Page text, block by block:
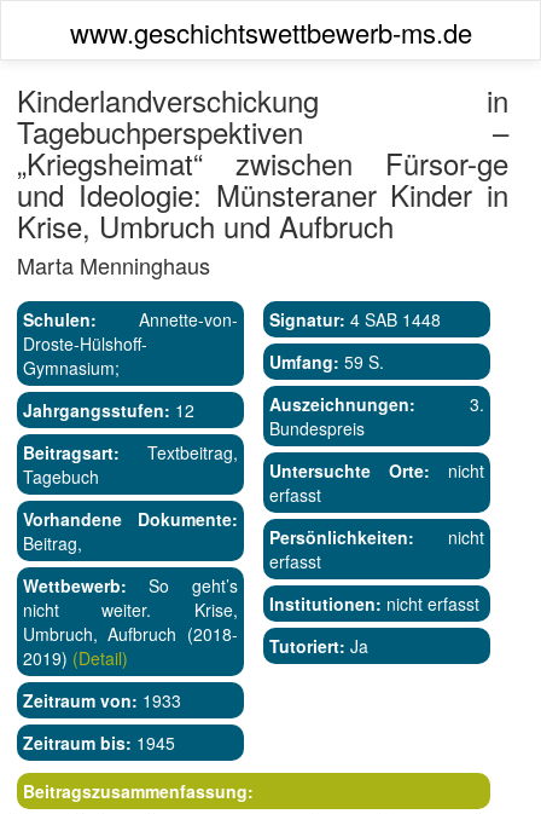
www.geschichtswettbewerb-ms.de
Kinderlandverschickung in
Tagebuchperspektiven –
„Kriegsheimat“ zwischen Fürsor-ge
und Ideologie: Münsteraner Kinder in
Krise, Umbruch und Aufbruch
Marta Menninghaus
Schulen: Annette-von-
Droste-Hülshoff-
Gymnasium;
Jahrgangsstufen: 12
Beitragsart: Textbeitrag,
Tagebuch
Vorhandene Dokumente:
Beitrag,
Wettbewerb: So geht’s
nicht weiter. Krise,
Umbruch, Aufbruch (2018-
2019) (Detail)
Zeitraum von: 1933
Zeitraum bis: 1945
Signatur: 4 SAB 1448
Umfang: 59 S.
Auszeichnungen: 3.
Bundespreis
Untersuchte Orte: nicht
erfasst
Persönlichkeiten: nicht
erfasst
Institutionen: nicht erfasst
Tutoriert: Ja
Beitragszusammenfassung: